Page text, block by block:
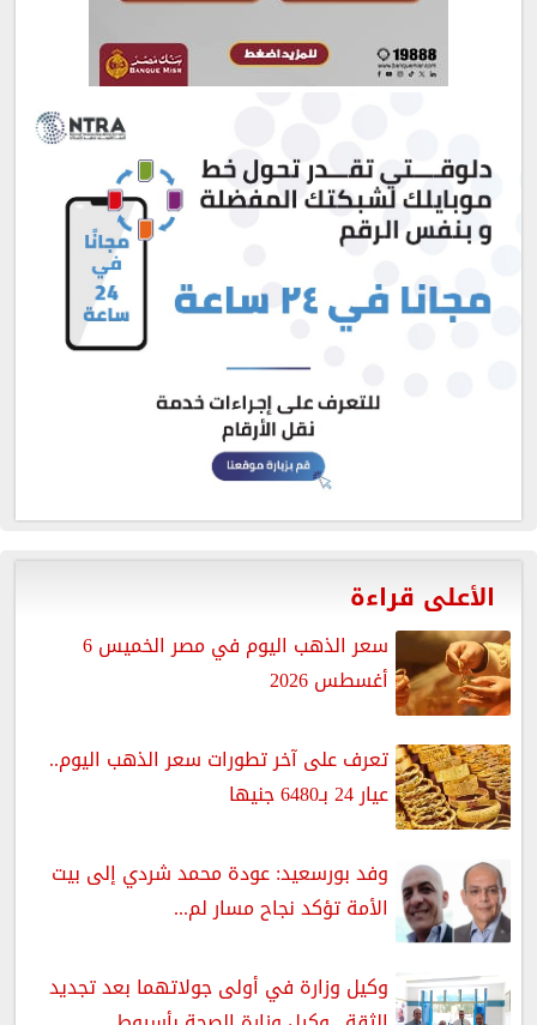
الأعلى قراءة
سعر الذهب اليوم في مصر الخميس 6
أغسطس 2026
تعرف على آخر تطورات سعر الذهب اليوم..
عيار 24 بـ6480 جنيها
وفد بورسعيد: عودة محمد شردي إلى بيت
الأمة تؤكد نجاح مسار لم...
وكيل وزارة في أولى جولاتهما بعد تجديد